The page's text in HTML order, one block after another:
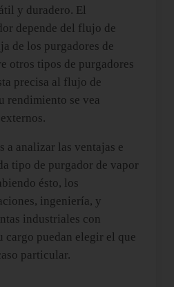
y duradero. El
depende del flujo de
de los purgadores de
otros tipos de purgadores
precisa al flujo de
rendimiento se vea
a analizar las ventajas e
tipo de purgador de vapor
ésto, los
ingeniería, y
industriales con
cargo puedan elegir el que
particular.